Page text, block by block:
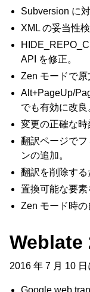
Subversion に対
XML の妥当性
API を修正。
Zen モードで原
Alt+PageUp/
でも有効に改良
変更の正確な時
翻訳ページで
ンの追加。
翻訳を削除する
置換可能な要素
Zen モード時の
Weblate
2016 年 7 月 10 日
Google web